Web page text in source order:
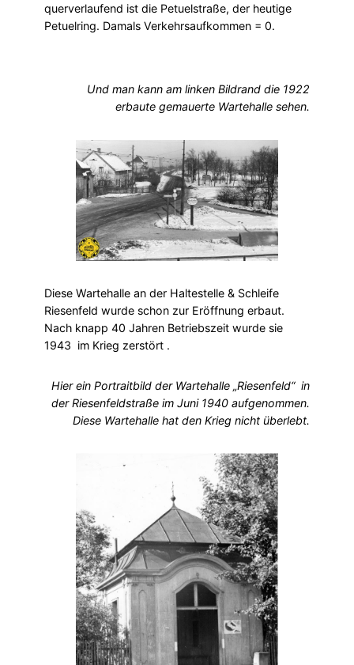
querverlaufend ist die Petuelstraße, der heutige
Petuelring. Damals Verkehrsaufkommen = 0.
Und man kann am linken Bildrand die 1922
erbaute gemauerte Wartehalle sehen.
Diese Wartehalle an der Haltestelle & Schleife
Riesenfeld wurde schon zur Eröffnung erbaut.
Nach knapp 40 Jahren Betriebszeit wurde sie
1943 im Krieg zerstört .
Hier ein Portraitbild der Wartehalle „Riesenfeld“ in
der Riesenfeldstraße im Juni 1940 aufgenommen.
Diese Wartehalle hat den Krieg nicht überlebt.